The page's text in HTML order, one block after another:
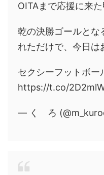
OITAまで応援に来
乾の決勝ゴールとな
れただけで、今日は
セクシーフットボ
https://t.co/
— く ろ